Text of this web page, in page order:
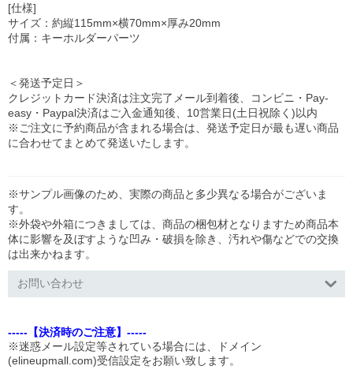
[仕様]
サイズ：約縦115mm×横70mm×厚み20mm
付属：キーホルダーパーツ
＜発送予定日＞
クレジットカード決済は注文完了メール到着後、コンビニ・Pay-
easy・Paypal決済はご入金通知後、10営業日(土日祝除く)以内
※ご注文に予約商品が含まれる場合は、発送予定日が最も遅い商品
に合わせてまとめて発送いたします。
※サンプル画像のため、実際の商品と多少異なる場合がございま
す。
※外袋や外箱につきましては、商品の梱包材となりますため商品本
体に影響を及ぼすような凹み・破損を除き、汚れや傷などでの交換
は出来かねます。
お問い合わせ
-----【決済時のご注意】-----
※迷惑メール設定等されている場合には、ドメイン
(elineupmall.com)受信設定をお願い致します。